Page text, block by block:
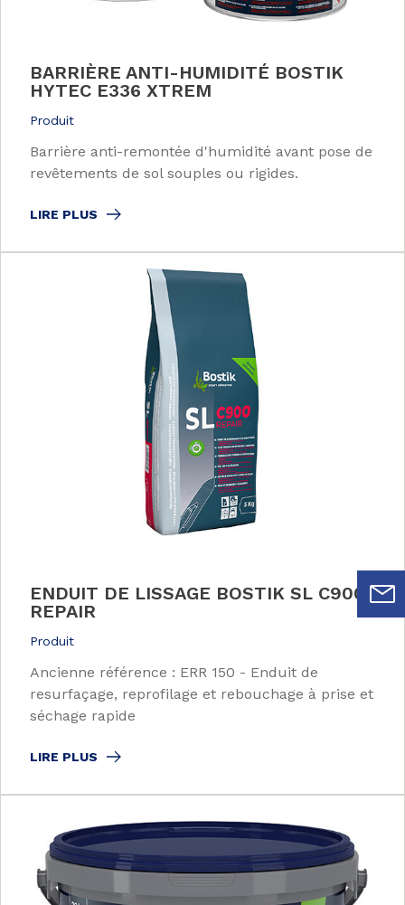
BARRIÈRE ANTI-HUMIDITÉ BOSTIK
HYTEC E336 XTREM
Produit
Barrière anti-remontée d'humidité avant pose de
revêtements de sol souples ou rigides.
LIRE PLUS
ENDUIT DE LISSAGE BOSTIK SL C900
REPAIR
Produit
Ancienne référence : ERR 150 - Enduit de
resurfaçage, reprofilage et rebouchage à prise et
séchage rapide
LIRE PLUS